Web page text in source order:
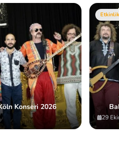
Konseri 2026
Etkinlik
29